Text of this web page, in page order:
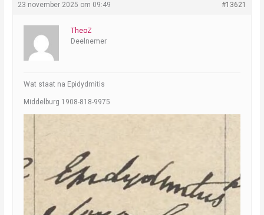
23 november 2025 om 09:49 #13621
TheoZ
Deelnemer
Wat staat na Epidydmitis
Middelburg 1908-818-9975